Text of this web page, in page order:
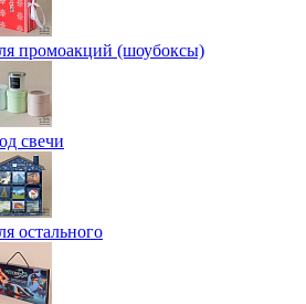
промоакций (шоубоксы)
свечи
остального